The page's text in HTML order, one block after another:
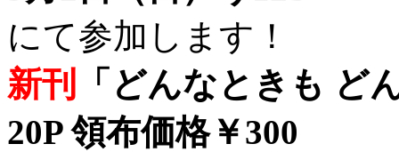
にて参加します！
新刊
「どんなときも ど
20P 領布価格￥300